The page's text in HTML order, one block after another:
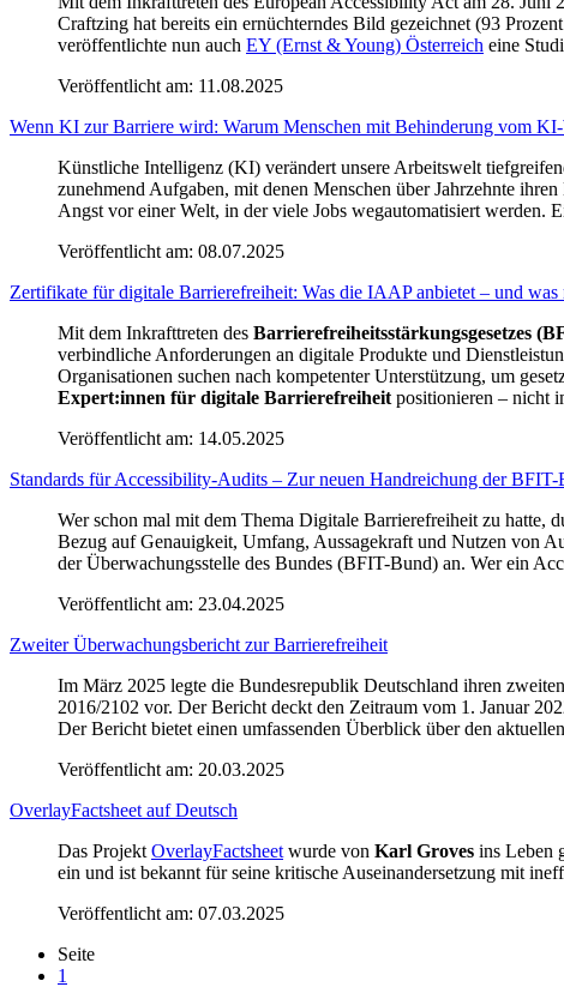
Craftzing hat bereits ein ernüchterndes Bild gezeichnet (93
veröffentlichte nun auch EY (Ernst & Young) Österreich eine
Veröffentlicht am: 11.08.2025
Wenn KI zur Barriere wird: Warum Menschen mit Behinderung vom KI-
Künstliche Intelligenz (KI) verändert unsere Arbeitswelt
zunehmend Aufgaben, mit denen Menschen über Jahrzehnte
Angst vor einer Welt, in der viele Jobs wegautomatisiert werden.
Veröffentlicht am: 08.07.2025
Zertifikate für digitale Barrierefreiheit: Was die IAAP anbietet – und was
Mit dem Inkrafttreten des Barrierefreiheitsstärkungsgesetzes
verbindliche Anforderungen an digitale Produkte und
Organisationen suchen nach kompetenter Unterstützung, um
Expert:innen für digitale Barrierefreiheit positionieren – nicht
Veröffentlicht am: 14.05.2025
Standards für Accessibility-Audits – Zur neuen Handreichung der BFIT-
Wer schon mal mit dem Thema Digitale Barrierefreiheit zu
Bezug auf Genauigkeit, Umfang, Aussagekraft und Nutzen von
der Überwachungsstelle des Bundes (BFIT-Bund) an. Wer ein
Veröffentlicht am: 23.04.2025
Zweiter Überwachungsbericht zur Barrierefreiheit
Im März 2025 legte die Bundesrepublik Deutschland ihren
2016/2102 vor. Der Bericht deckt den Zeitraum vom 1. Januar
Der Bericht bietet einen umfassenden Überblick über den
Veröffentlicht am: 20.03.2025
OverlayFactsheet auf Deutsch
Das Projekt OverlayFactsheet wurde von Karl Groves ins Leben
ein und ist bekannt für seine kritische Auseinandersetzung mit
Veröffentlicht am: 07.03.2025
Seite
1